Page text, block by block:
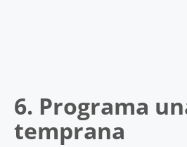
6. Programa
temprana